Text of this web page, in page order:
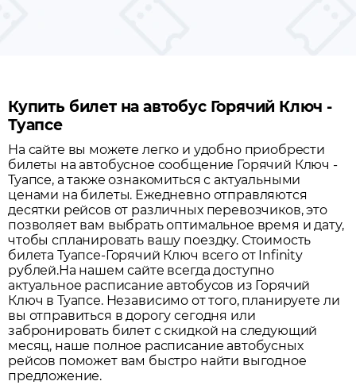
Купить билет на автобус Горячий Ключ -
Туапсе
На сайте вы можете легко и удобно приобрести
билеты на автобусное сообщение Горячий Ключ -
Туапсе, а также ознакомиться с актуальными
ценами на билеты. Ежедневно отправляются
десятки рейсов от различных перевозчиков, это
позволяет вам выбрать оптимальное время и дату,
чтобы спланировать вашу поездку. Стоимость
билета Туапсе-Горячий Ключ всего от Infinity
рублей.На нашем сайте всегда доступно
актуальное расписание автобусов из Горячий
Ключ в Туапсе. Независимо от того, планируете ли
вы отправиться в дорогу сегодня или
забронировать билет с скидкой на следующий
месяц, наше полное расписание автобусных
рейсов поможет вам быстро найти выгодное
предложение.